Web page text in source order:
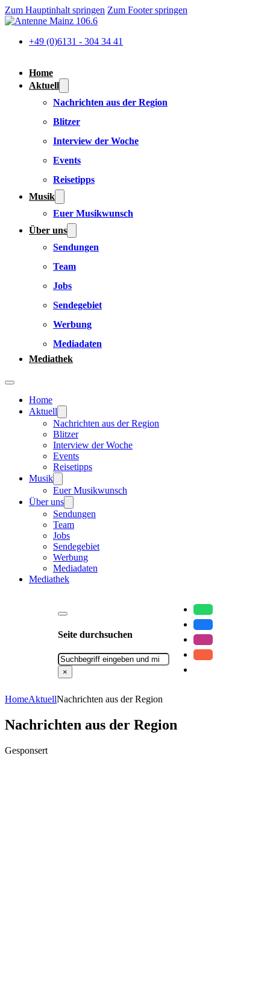
Zum Hauptinhalt springen Zum Footer springen
+49 (0)6131 - 304 34 41
Home
Aktuell
Nachrichten aus der Region
Blitzer
Interview der Woche
Events
Reisetipps
Musik
Euer Musikwunsch
Über uns
Sendungen
Team
Jobs
Sendegebiet
Werbung
Mediadaten
Mediathek
Home
Aktuell
Nachrichten aus der Region
Blitzer
Interview der Woche
Events
Reisetipps
Musik
Euer Musikwunsch
Über uns
Sendungen
Team
Jobs
Sendegebiet
Werbung
Mediadaten
Mediathek
Seite durchsuchen
Suchen
×
HomeAktuellNachrichten aus der Region
Nachrichten aus der Region
Gesponsert